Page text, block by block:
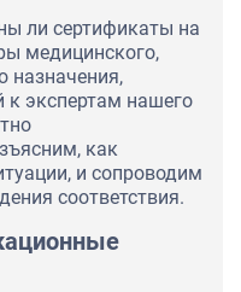
ли сертификаты на
медицинского,
назначения,
к экспертам нашего
как
и сопроводим
соответствия.